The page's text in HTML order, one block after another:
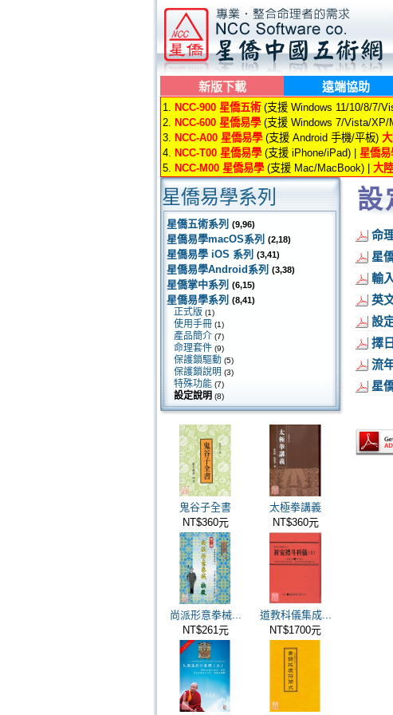
新版下載 遠端協助
1. NCC-900 星僑五術(支援 Windows 11/10/8/7/
2. NCC-600 星僑易學(支援 Windows 7/Vista/XP/
3. NCC-A00 星僑易學(支援 Android 手機/平板)
4. NCC-T00 星僑易學(支援 iPhone/iPad) | 星僑易
5. NCC-M00 星僑易學(支援 Mac/MacBook) | 大
星僑易學系列
星僑五術系列 (9,96)
星僑易學macOS系列 (2,18)
星僑易學 iOS 系列 (3,41)
星僑易學Android系列 (3,38)
星僑掌中系列 (6,15)
星僑易學系列 (8,41)
正式版 (1)
使用手冊 (1)
產品簡介 (7)
命理套件 (9)
保護鎖驅動 (5)
保護鎖說明 (3)
特殊功能 (7)
設定說明 (8)
鬼谷子全書
NT$360元
太極拳講義
NT$360元
尚派形意拳械...
NT$261元
道教科儀集成...
NT$1700元
設
命
星
輸
英
設
擇
流
星